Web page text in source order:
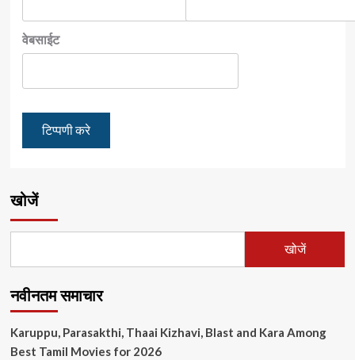
वेबसाईट
खोजें
खोजें
नवीनतम समाचार
Karuppu, Parasakthi, Thaai Kizhavi, Blast and Kara Among
Best Tamil Movies for 2026